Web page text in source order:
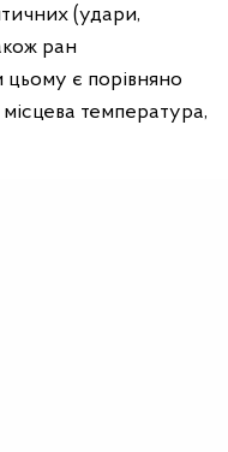
(удари,
ран
цьому є порівняно
температура,